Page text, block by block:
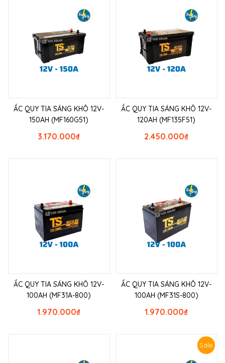
ẮC QUY TIA SÁNG KHÔ 12V-
150AH (MF160G51)
₫
3.170.000
ẮC QUY TIA SÁNG KHÔ 12V-
120AH (MF135F51)
₫
2.450.000
ẮC QUY TIA SÁNG KHÔ 12V-
100AH (MF31A-800)
₫
1.970.000
ẮC QUY TIA SÁNG KHÔ 12V-
100AH (MF31S-800)
₫
1.970.000
Sale